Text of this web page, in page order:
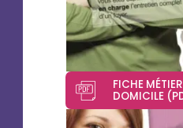
FICHE
DOMICILE